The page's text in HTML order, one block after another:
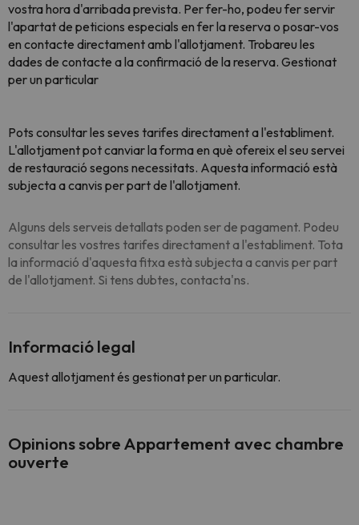
vostra hora d'arribada prevista. Per fer-ho, podeu fer servir
l'apartat de peticions especials en fer la reserva o posar-vos
en contacte directament amb l'allotjament. Trobareu les
dades de contacte a la confirmació de la reserva. Gestionat
per un particular
Pots consultar les seves tarifes directament a l'establiment.
L'allotjament pot canviar la forma en què ofereix el seu servei
de restauració segons necessitats. Aquesta informació està
subjecta a canvis per part de l'allotjament.
Alguns dels serveis detallats poden ser de pagament. Podeu
consultar les vostres tarifes directament a l'establiment. Tota
la informació d'aquesta fitxa està subjecta a canvis per part
de l'allotjament. Si tens dubtes, contacta'ns.
Informació legal
Aquest allotjament és gestionat per un particular.
Opinions sobre Appartement avec chambre
ouverte